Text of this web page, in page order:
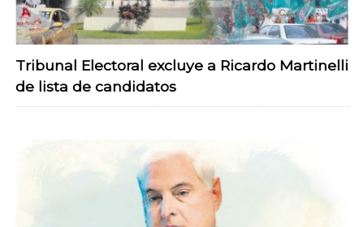
Tribunal Electoral excluye a Ricardo Martinelli
de lista de candidatos